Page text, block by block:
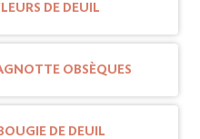
DE DEUIL
OBSÈQUES
DE DEUIL